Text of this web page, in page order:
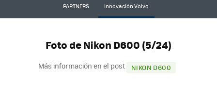
PARTNERS Innovación Volvo
Foto de Nikon D600 (5/24)
Más información en el post NIKON D600